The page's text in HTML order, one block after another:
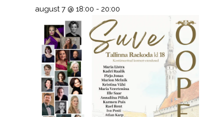
august 7 @ 18:00 - 20:00